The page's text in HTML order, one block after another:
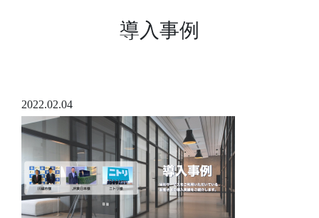
導入事例
2022.02.04